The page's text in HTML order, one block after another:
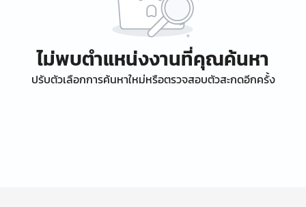
ไม่พบตำแหน่งงานที่คุณค้นหา
ปรับตัวเลือกการค้นหาใหม่หรือตรวจสอบตัวสะกดอีกครั้ง